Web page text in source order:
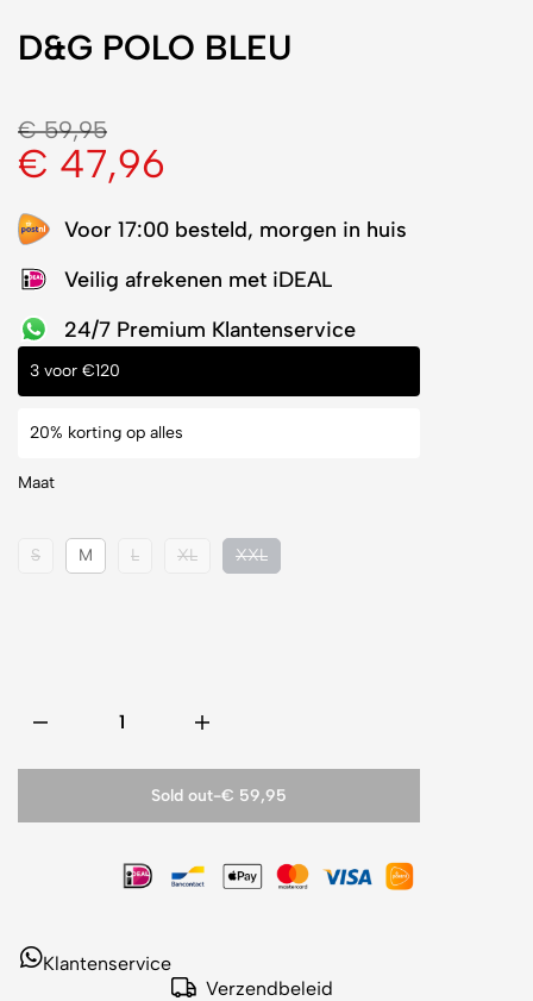
D&G POLO BLEU
€59,95
€ 47,96
Voor 17:00 besteld, morgen in huis
Veilig afrekenen met iDEAL
24/7 Premium Klantenservice
3 voor €120
20% korting op alles
Maat
S M L XL XXL
Sold out-€ 59,95
Klantenservice
Verzendbeleid